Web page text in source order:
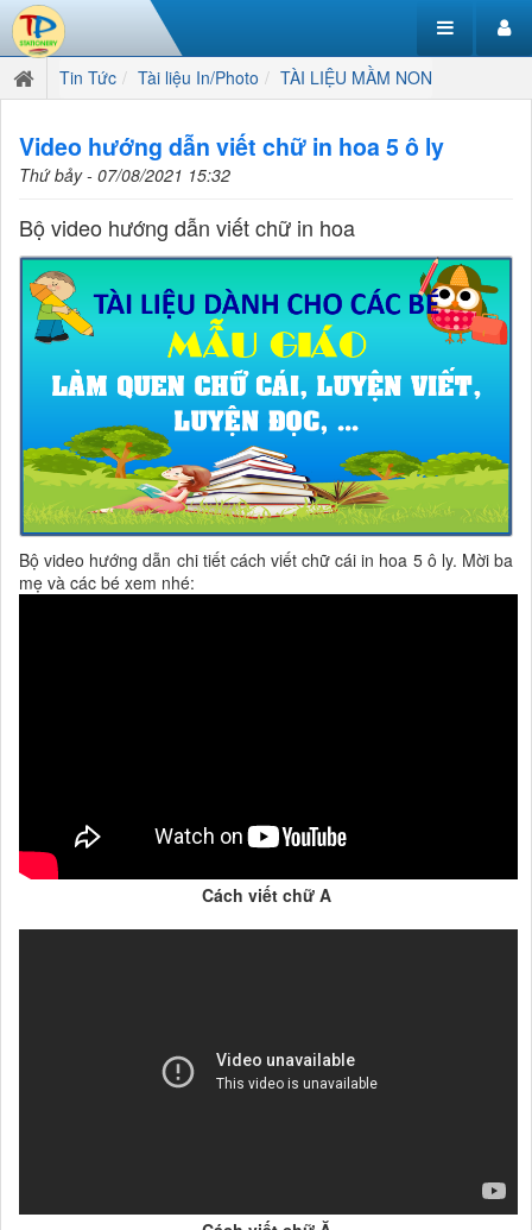
Tin Tức Tài liệu In/Photo TÀI LIỆU MẦM NON
Video hướng dẫn viết chữ in hoa 5 ô ly
Thứ bảy - 07/08/2021 15:32
Bộ video hướng dẫn viết chữ in hoa
Bộ video hướng dẫn chi tiết cách viết chữ cái in hoa 5 ô ly. Mời ba
mẹ và các bé xem nhé:
Cách viết chữ A